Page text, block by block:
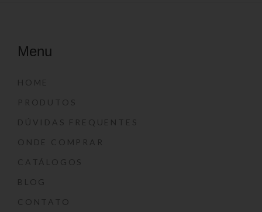
Menu
HOME
PRODUTOS
DÚVIDAS FREQUENTES
ONDE COMPRAR
CATÁLOGOS
BLOG
CONTATO